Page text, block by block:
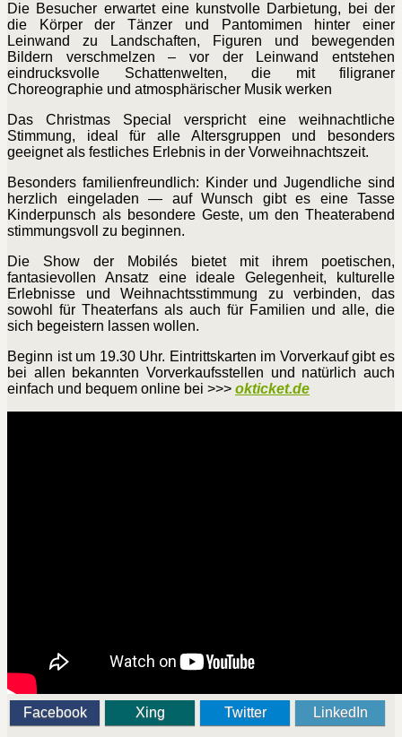
Die Besucher erwartet eine kunstvolle Darbietung, bei der
die Körper der Tänzer und Pantomimen hinter einer
Leinwand zu Landschaften, Figuren und bewegenden
Bildern verschmelzen – vor der Leinwand entstehen
eindrucksvolle Schattenwelten, die mit filigraner
Choreographie und atmosphärischer Musik werken
Das Christmas Special verspricht eine weihnachtliche
Stimmung, ideal für alle Altersgruppen und besonders
geeignet als festliches Erlebnis in der Vorweihnachtszeit.
Besonders familienfreundlich: Kinder und Jugendliche sind
herzlich eingeladen — auf Wunsch gibt es eine Tasse
Kinderpunsch als besondere Geste, um den Theaterabend
stimmungsvoll zu beginnen.
Die Show der Mobilés bietet mit ihrem poetischen,
fantasievollen Ansatz eine ideale Gelegenheit, kulturelle
Erlebnisse und Weihnachtsstimmung zu verbinden, das
sowohl für Theaterfans als auch für Familien und alle, die
sich begeistern lassen wollen.
Beginn ist um 19.30 Uhr. Eintrittskarten im Vorverkauf gibt es
bei allen bekannten Vorverkaufsstellen und natürlich auch
einfach und bequem online bei >>> okticket.de
Facebook Xing Twitter LinkedIn